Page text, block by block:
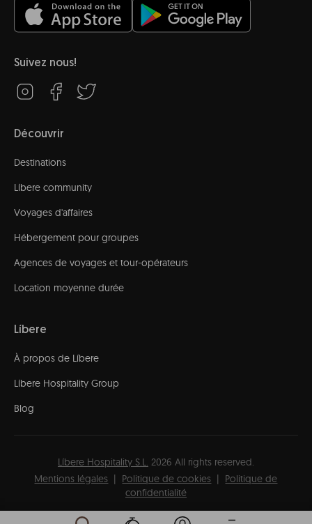
Suivez nous!
Découvrir
Destinations
Líbere community
Voyages d'affaires
Hébergement pour groupes
Agences de voyages et tour-opérateurs
Location moyenne durée
Líbere
À propos de Líbere
Líbere Hospitality Group
Blog
Líbere Hospitality S.L. 2026 All rights reserved.
Mentions légales
Politique de cookies
Politique de
confidentialité